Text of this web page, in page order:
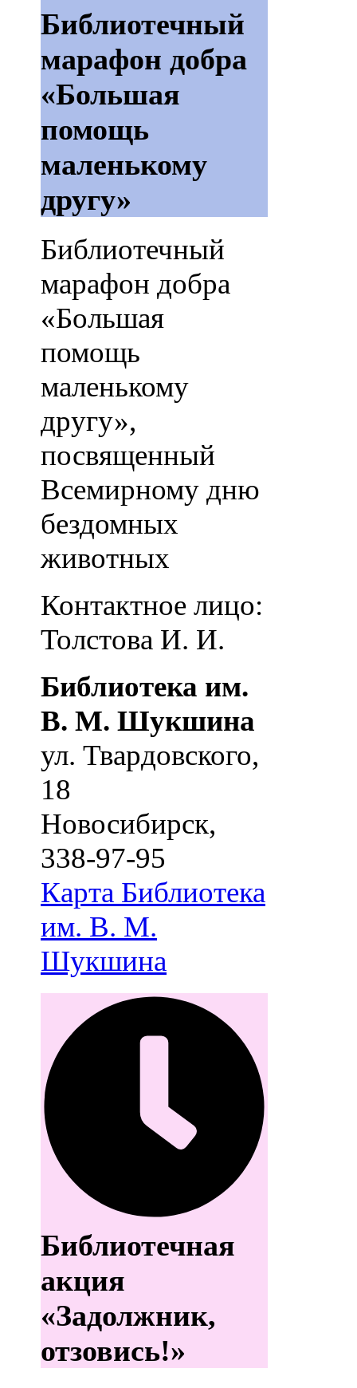
Библиотечный
марафон добра
«Большая
помощь
маленькому
другу»
Библиотечный
марафон добра
«Большая
помощь
маленькому
другу»,
посвященный
Всемирному дню
бездомных
животных
Контактное лицо:
Толстова И. И.
Библиотека им.
В. М. Шукшина
ул. Твардовского,
18
Новосибирск,
338-97-95
Карта Библиотека
им. В. М.
Шукшина
Библиотечная
акция
«Задолжник,
отзовись!»